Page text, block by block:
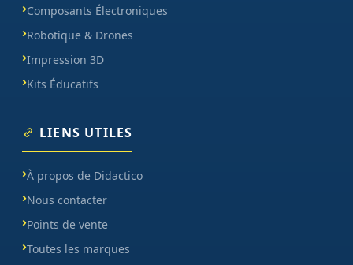
Composants Électroniques
Robotique & Drones
Impression 3D
Kits Éducatifs
LIENS UTILES
À propos de Didactico
Nous contacter
Points de vente
Toutes les marques